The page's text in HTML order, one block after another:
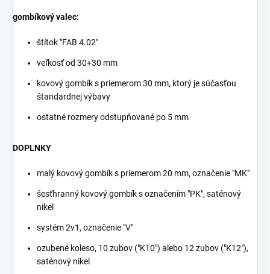
gombíkový valec:
štítok "FAB 4.02"
veľkosť od 30+30 mm
kovový gombík s priemerom 30 mm, ktorý je súčasťou
štandardnej výbavy
ostatné rozmery odstupňované po 5 mm
DOPLNKY
malý kovový gombík s priemerom 20 mm, označenie "MK"
šesťhranný kovový gombík s označením "PK", saténový
nikel
systém 2v1, označenie "V"
ozubené koleso, 10 zubov ("K10") alebo 12 zubov ("K12"),
saténový nikel